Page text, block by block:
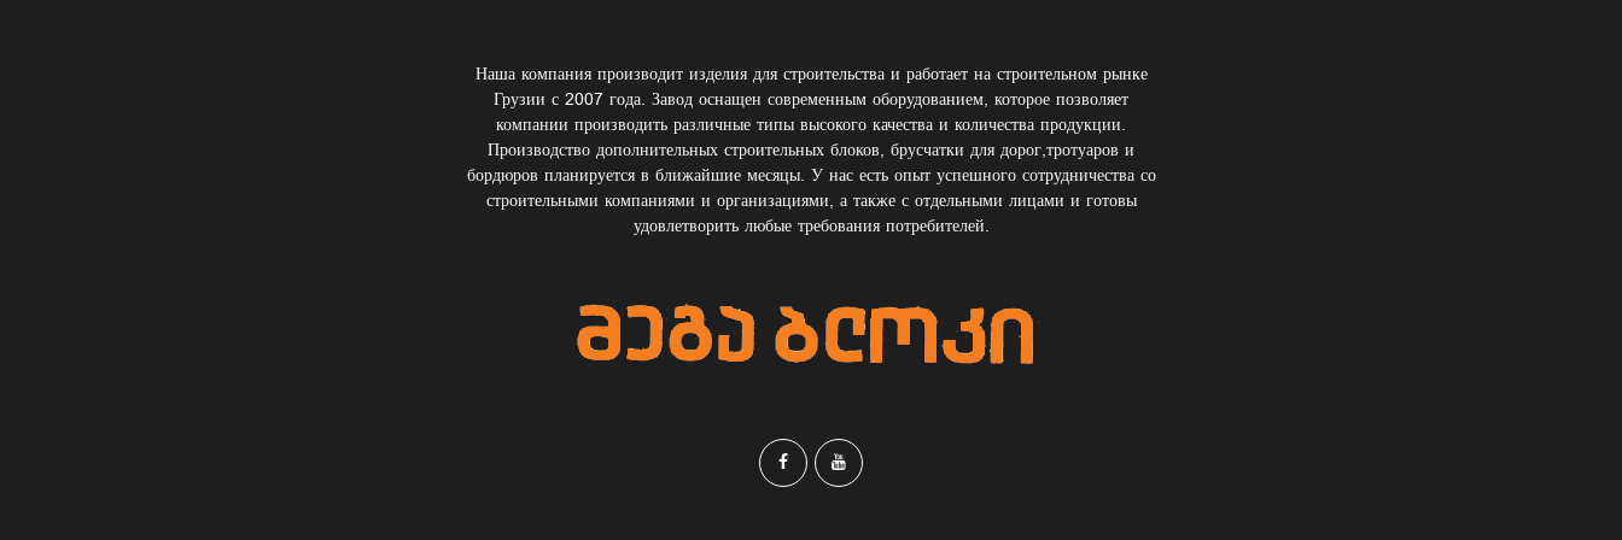
Наша компания производит изделия для строительства и работает на строительном рынке
Грузии с 2007 года. Завод оснащен современным оборудованием, которое позволяет
компании производить различные типы высокого качества и количества продукции.
Производство дополнительных строительных блоков, брусчатки для дорог,тротуаров и
бордюров планируется в ближайшие месяцы. У нас есть опыт успешного сотрудничества со
строительными компаниями и организациями, а также с отдельными лицами и готовы
удовлетворить любые требования потребителей.